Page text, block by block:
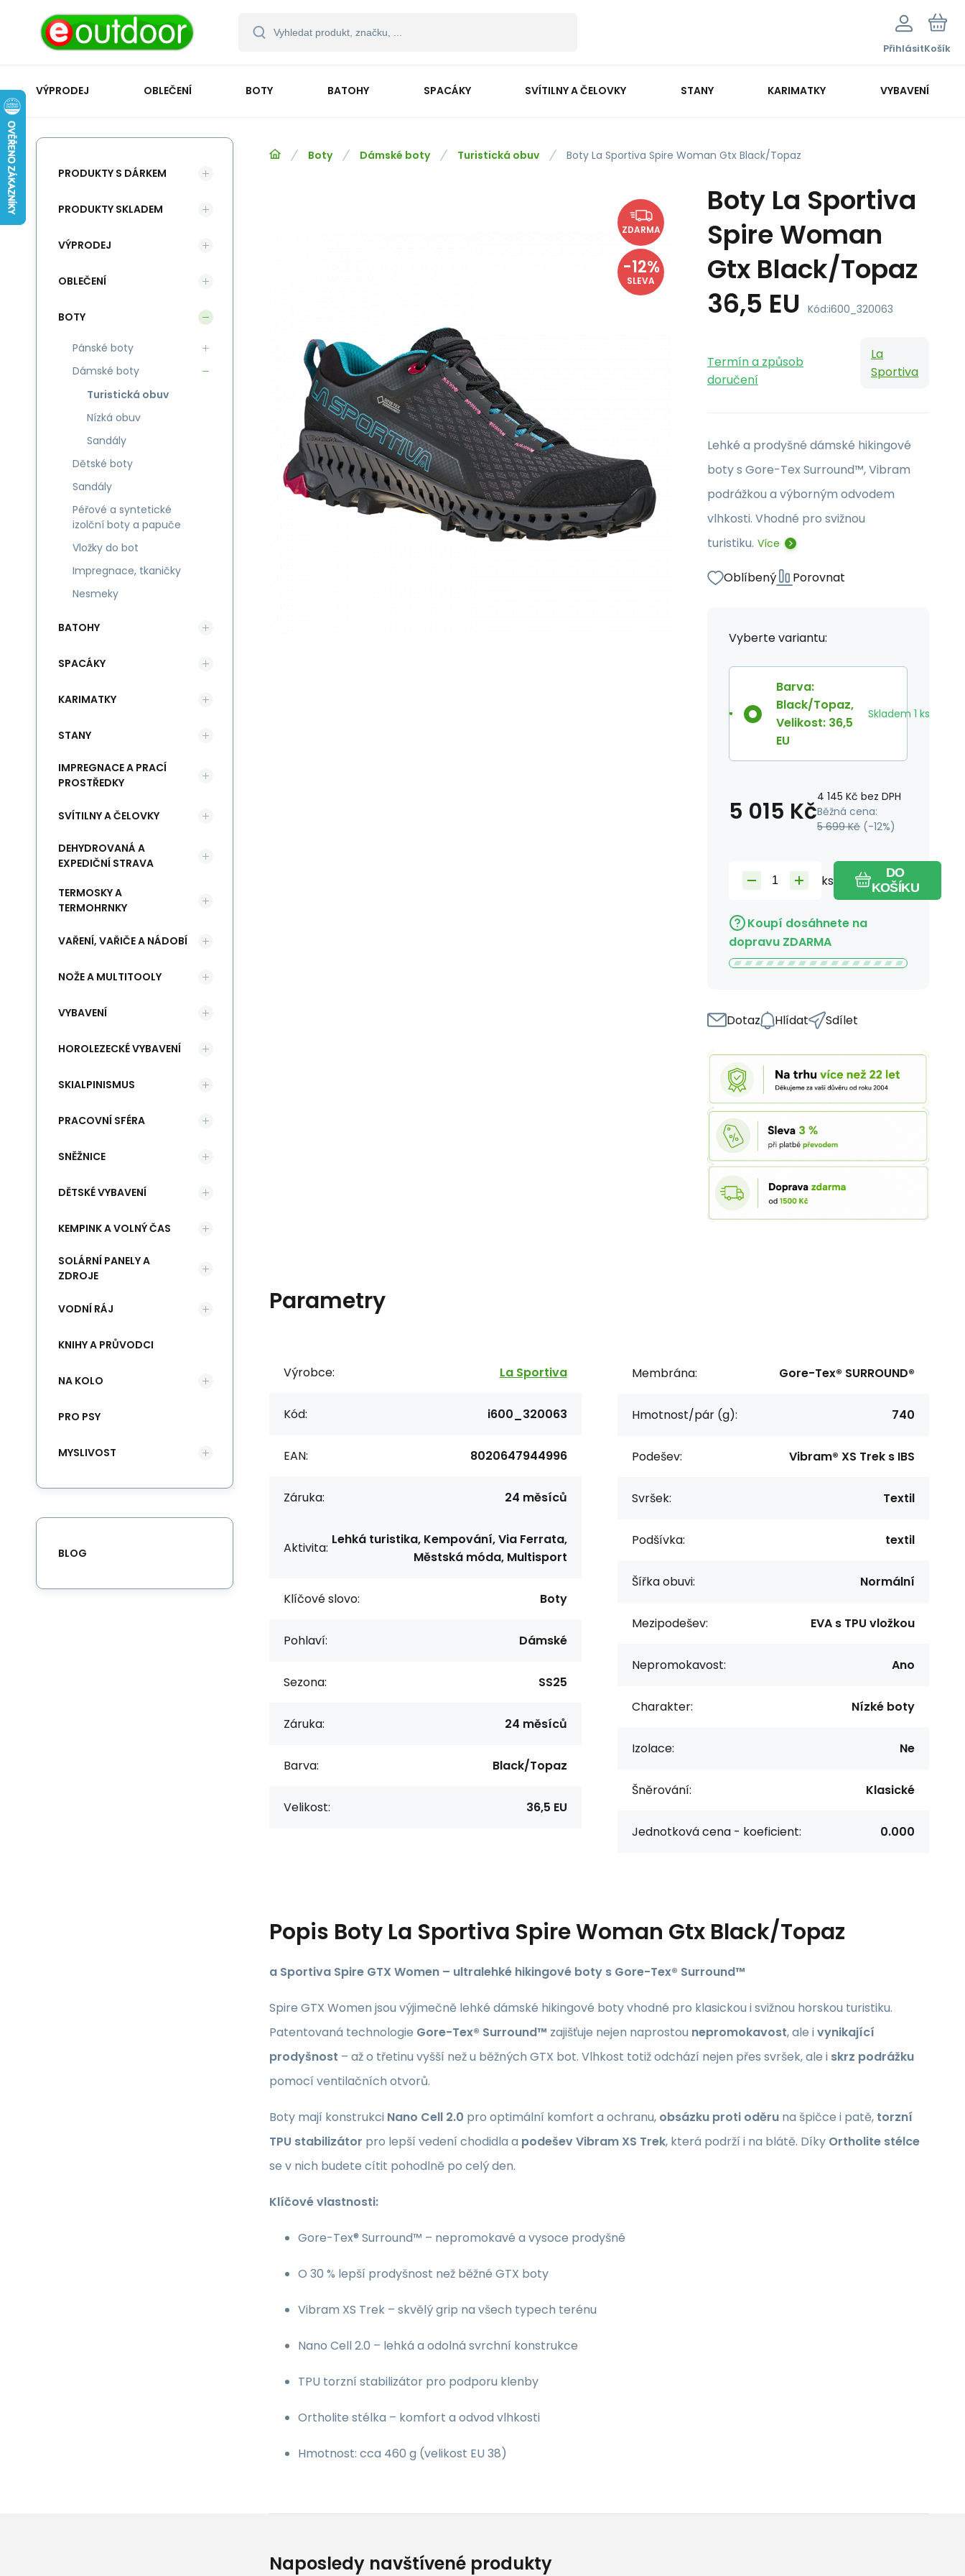
PřihlásitKošík
VÝPRODEJ OBLEČENÍ BOTY BATOHY SPACÁKY SVÍTILNY A ČELOVKY STANY KARIMATKY VYBAVENÍ
Boty Dámské boty Turistická obuv Boty La Sportiva Spire Woman Gtx Black/Topaz
ZDARMA
-12%
SLEVA
Boty La Sportiva
Spire Woman
Gtx Black/Topaz
36,5 EU Kód:i600_320063
Termín a způsob
doručení
La
Sportiva
Lehké a prodyšné dámské hikingové
boty s Gore-Tex Surround™, Vibram
podrážkou a výborným odvodem
vlhkosti. Vhodné pro svižnou
turistiku. Více
Oblíbený Porovnat
Vyberte variantu:
Barva:
Black/Topaz,
Velikost: 36,5
EU
Skladem 1 ks
5 015 Kč4 145 Kč bez DPH
Běžná cena:
5 699 Kč (-12%)
ks
DO
KOŠÍKU
Koupí dosáhnete na
dopravu ZDARMA
Dotaz Hlídat Sdílet
Parametry
Výrobce: La Sportiva
Kód: i600_320063
EAN: 8020647944996
Záruka: 24 měsíců
Aktivita:
Lehká turistika, Kempování, Via Ferrata,
Městská móda, Multisport
Klíčové slovo: Boty
Pohlaví: Dámské
Sezona: SS25
Záruka: 24 měsíců
Barva: Black/Topaz
Velikost: 36,5 EU
Membrána: Gore-Tex® SURROUND®
Hmotnost/pár (g): 740
Podešev: Vibram® XS Trek s IBS
Svršek: Textil
Podšívka: textil
Šířka obuvi: Normální
Mezipodešev: EVA s TPU vložkou
Nepromokavost: Ano
Charakter: Nízké boty
Izolace: Ne
Šněrování: Klasické
Jednotková cena - koeficient: 0.000
Popis Boty La Sportiva Spire Woman Gtx Black/Topaz
a Sportiva Spire GTX Women – ultralehké hikingové boty s Gore-Tex® Surround™
Spire GTX Women jsou výjimečně lehké dámské hikingové boty vhodné pro klasickou i svižnou horskou turistiku.
Patentovaná technologie Gore-Tex® Surround™ zajišťuje nejen naprostou nepromokavost, ale ivynikající
prodyšnost – až o třetinu vyšší než u běžných GTX bot. Vlhkost totiž odchází nejen přes svršek, ale i skrz podrážku
pomocí ventilačních otvorů.
Boty mají konstrukci Nano Cell 2.0 pro optimální komfort a ochranu, obsázku proti oděru na špičce i patě, torzní
TPU stabilizátor pro lepší vedení chodidla a podešev Vibram XS Trek, která podrží i na blátě. Díky Ortholite stélce
se v nich budete cítit pohodlně po celý den.
Klíčové vlastnosti:
Gore-Tex® Surround™ – nepromokavé a vysoce prodyšné
O 30 % lepší prodyšnost než běžné GTX boty
Vibram XS Trek – skvělý grip na všech typech terénu
Nano Cell 2.0 – lehká a odolná svrchní konstrukce
TPU torzní stabilizátor pro podporu klenby
Ortholite stélka – komfort a odvod vlhkosti
Hmotnost: cca 460 g (velikost EU 38)
PRODUKTY S DÁRKEM
PRODUKTY SKLADEM
VÝPRODEJ
OBLEČENÍ
BOTY
Pánské boty
Dámské boty
Turistická obuv
Nízká obuv
Sandály
Dětské boty
Sandály
Péřové a syntetické
izolční boty a papuče
Vložky do bot
Impregnace, tkaničky
Nesmeky
BATOHY
SPACÁKY
KARIMATKY
STANY
IMPREGNACE A PRACÍ
PROSTŘEDKY
SVÍTILNY A ČELOVKY
DEHYDROVANÁ A
EXPEDIČNÍ STRAVA
TERMOSKY A
TERMOHRNKY
VAŘENÍ, VAŘIČE A NÁDOBÍ
NOŽE A MULTITOOLY
VYBAVENÍ
HOROLEZECKÉ VYBAVENÍ
SKIALPINISMUS
PRACOVNÍ SFÉRA
SNĚŽNICE
DĚTSKÉ VYBAVENÍ
KEMPINK A VOLNÝ ČAS
SOLÁRNÍ PANELY A
ZDROJE
VODNÍ RÁJ
KNIHY A PRŮVODCI
NA KOLO
PRO PSY
MYSLIVOST
BLOG
Naposledy navštívené produkty